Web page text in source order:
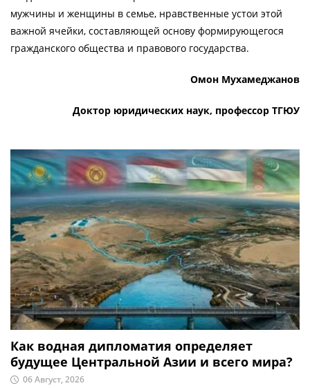
мужчины и женщины в семье, нравственные устои этой
важной ячейки, составляющей основу формирующегося
гражданского общества и правового государства.
Омон Мухамеджанов
Доктор юридических наук, профессор ТГЮУ
Как водная дипломатия определяет
будущее Центральной Азии и всего мира?
06 Август, 2026